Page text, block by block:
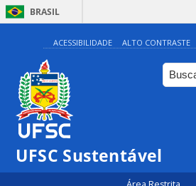
BRASIL
ACESSIBILIDADE ALTO CONTRASTE
UFSC Sustentável